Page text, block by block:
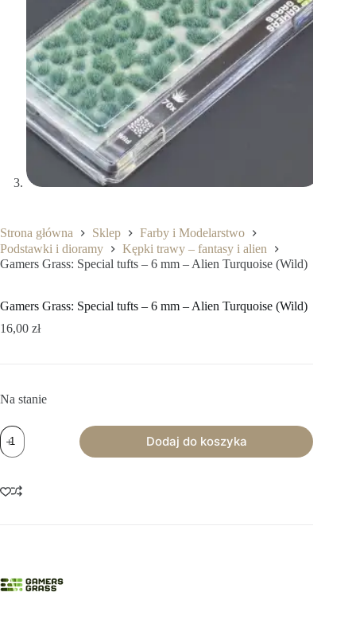
Strona główna Sklep
Farby i Modelarstwo
Podstawki i dioramy
Kępki trawy – fantasy i alien
Gamers Grass: Special tufts – 6 mm – Alien Turquoise (Wild)
Gamers Grass: Special tufts – 6 mm – Alien Turquoise (Wild)
16,00 zł
Na stanie
ilość
Gamers
Grass:
tufts
-
(Wild)
Dodaj do koszyka